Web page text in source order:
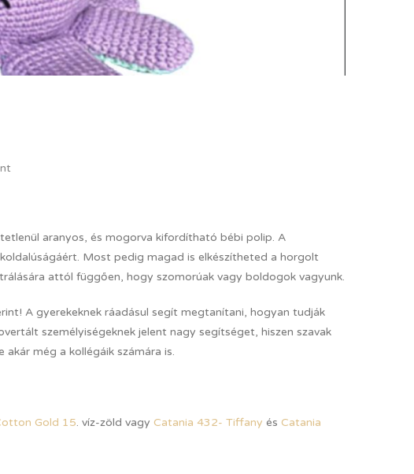
aranyos, és mogorva kifordítható bébi polip. A
Most pedig magad is elkészítheted a horgolt
attól függően, hogy szomorúak vagy boldogok vagyunk.
A gyerekeknek ráadásul segít megtanítani, hogyan tudják
személyiségeknek jelent nagy segítséget, hiszen szavak
még a kollégáik számára is.
Gold 15. víz-zöld vagy Catania 432- Tiffany és Catania